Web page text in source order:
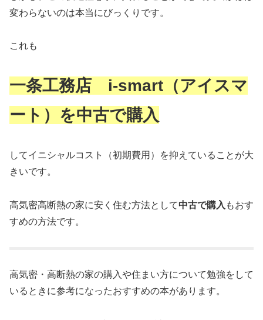
変わらないのは本当にびっくりです。
これも
一条工務店 i-smart（アイスマ
ート）を中古で購入
してイニシャルコスト（初期費用）を抑えていることが大
きいです。
高気密高断熱の家に安く住む方法として中古で購入 もおす
すめの方法です。
高気密・高断熱の家の購入や住まい方について勉強をして
いるときに参考になったおすすめの本があります。